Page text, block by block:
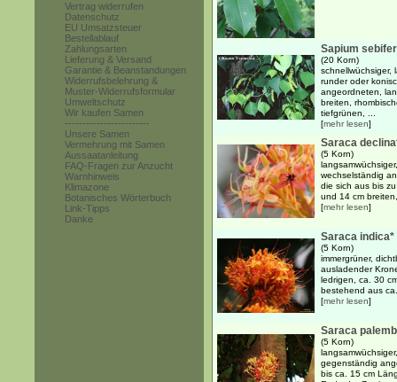
Vertrag widerrufen
Datenschutz
EU Umsatzsteuer
Bestellablauf
Zahlungsarten
Lieferung & Versand
Garantie & Beanstandungen
Widerrufsbelehrung &
Muster-Widerrufsformular
Umweltschutz
Wir kaufen Samen
------------------------
Unsere Samen
Vermehrung mit Samen
Aussaatanleitung
FAQ-Fragen zur Anzucht
Warnhinweis
Klimazone
Botanisches Wörterbuch
Link-Tipps
Danke
Sapium
(20 Korn)
schnellwüchsiger,
runder oder
angeordneten,
breiten,
tiefgrünen, ...
[mehr lesen]
Saraca
(5 Korn)
wechselständig
die sich aus bis
und 14 cm
[mehr lesen]
Saraca indica*
(5 Korn)
immergrüner,
ausladender
ledrigen, ca. 30
bestehend aus
[mehr lesen]
Saraca
(5 Korn)
gegenständig
bis ca. 15 cm